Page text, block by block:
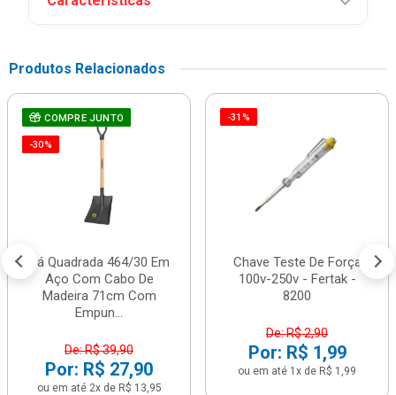
Produtos Relacionados
COMPRE JUNTO
-30%
Pá Quadrada 464/30 Em
Aço Com Cabo De
Madeira 71cm Com
Empun...
De: R$ 39,90
Por: R$ 27,90
ou em até 2x de R$ 13,95
-31%
Chave Teste De Força
100v-250v - Fertak -
8200
De: R$ 2,90
Por: R$ 1,99
ou em até 1x de R$ 1,99